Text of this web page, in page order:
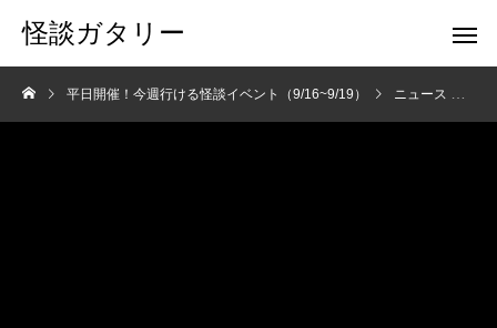
怪談ガタリー
平日開催！今週行ける怪談イベント（9/16~9/19） ニュース